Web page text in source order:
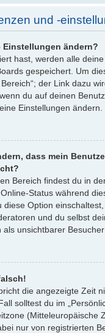
und -
Einstellungen ändern?
hast, werden alle
gespeichert. Um
der Link dazu
du auf deinen
Einstellungen ändern.
dass mein
Bereich findest du in
Status während
diese Option
und du selbst
unsichtbarer Besucher
die angezeigte Zeit
solltest du im
(Mitteleuropäische
nur von registrierten